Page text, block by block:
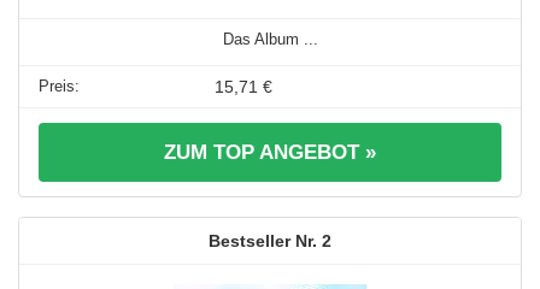
Das Album ...
15,71 €
ZUM TOP ANGEBOT »
2